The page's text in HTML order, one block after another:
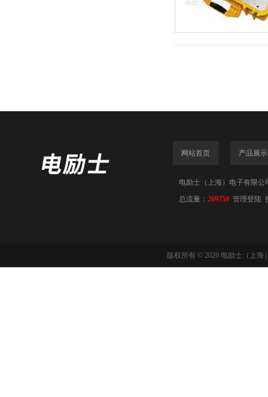
网站首页 产品展示
电励士（上海）电子有限公
总流量： 269759 管理登陆
版权所有 © 2026 电励士（上